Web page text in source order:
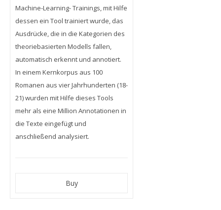
Machine-Learning- Trainings, mit Hilfe
dessen ein Tool trainiert wurde, das
Ausdrücke, die in die Kategorien des
theoriebasierten Modells fallen,
automatisch erkennt und annotiert.
In einem Kernkorpus aus 100
Romanen aus vier Jahrhunderten (18-
21) wurden mit Hilfe dieses Tools
mehr als eine Million Annotationen in
die Texte eingefügt und
anschließend analysiert.